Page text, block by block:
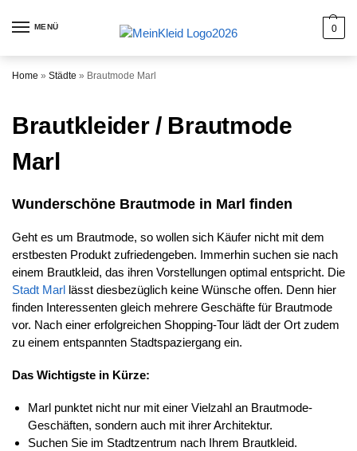
MENÜ 0
Home » Städte » Brautmode Marl
Brautkleider / Brautmode
Marl
Wunderschöne Brautmode in Marl finden
Geht es um Brautmode, so wollen sich Käufer nicht mit dem
erstbesten Produkt zufriedengeben. Immerhin suchen sie nach
einem Brautkleid, das ihren Vorstellungen optimal entspricht. Die
Stadt Marl lässt diesbezüglich keine Wünsche offen. Denn hier
finden Interessenten gleich mehrere Geschäfte für Brautmode
vor. Nach einer erfolgreichen Shopping-Tour lädt der Ort zudem
zu einem entspannten Stadtspaziergang ein.
Das Wichtigste in Kürze:
Marl punktet nicht nur mit einer Vielzahl an Brautmode-
Geschäften, sondern auch mit ihrer Architektur.
Suchen Sie im Stadtzentrum nach Ihrem Brautkleid.